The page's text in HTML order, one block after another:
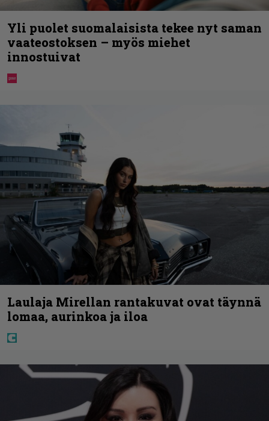
Yli puolet suomalaisista tekee nyt saman
vaateostoksen – myös miehet
innostuivat
Laulaja Mirellan rantakuvat ovat täynnä
lomaa, aurinkoa ja iloa